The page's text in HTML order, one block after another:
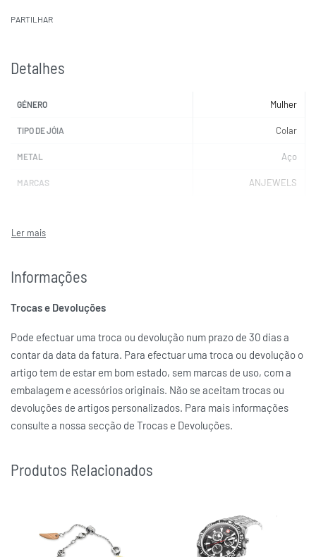
PARTILHAR
Detalhes
GÉNERO Mulher
TIPO DE JÓIA Colar
METAL Aço
MARCAS ANJEWELS
Informações
Trocas e Devoluções
Pode efectuar uma troca ou devolução num prazo de 30 dias a
contar da data da fatura. Para efectuar uma troca ou devolução o
artigo tem de estar em bom estado, sem marcas de uso, com a
embalagem e acessórios originais. Não se aceitam trocas ou
devoluções de artigos personalizados. Para mais informações
consulte a nossa secção de Trocas e Devoluções.
Produtos Relacionados